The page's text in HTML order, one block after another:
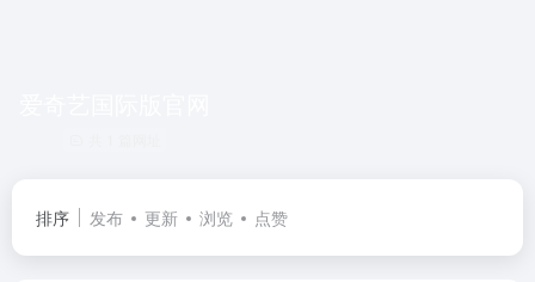
排序 发布 更新 浏览 点赞